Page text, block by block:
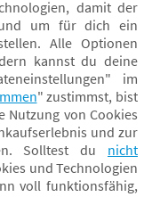
. Der dargestellte Preis gilt -
Onlineshop oder bei
Betrieb. Der für den
unsere Franchise-